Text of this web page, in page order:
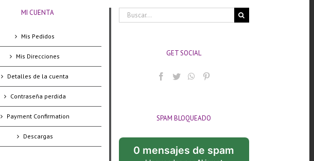
MI CUENTA
Mis Pedidos
Mis Direcciones
Detalles de la cuenta
Contraseña perdida
Payment Confirmation
Descargas
Buscar:
GET SOCIAL
SPAM BLOQUEADO
0 mensajes de spam